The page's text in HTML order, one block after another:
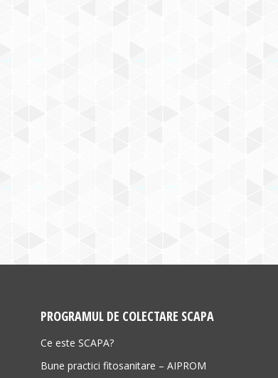
PROGRAMUL DE COLECTARE SCAPA
Ce este SCAPA?
Bune practici fitosanitare – AIPROM